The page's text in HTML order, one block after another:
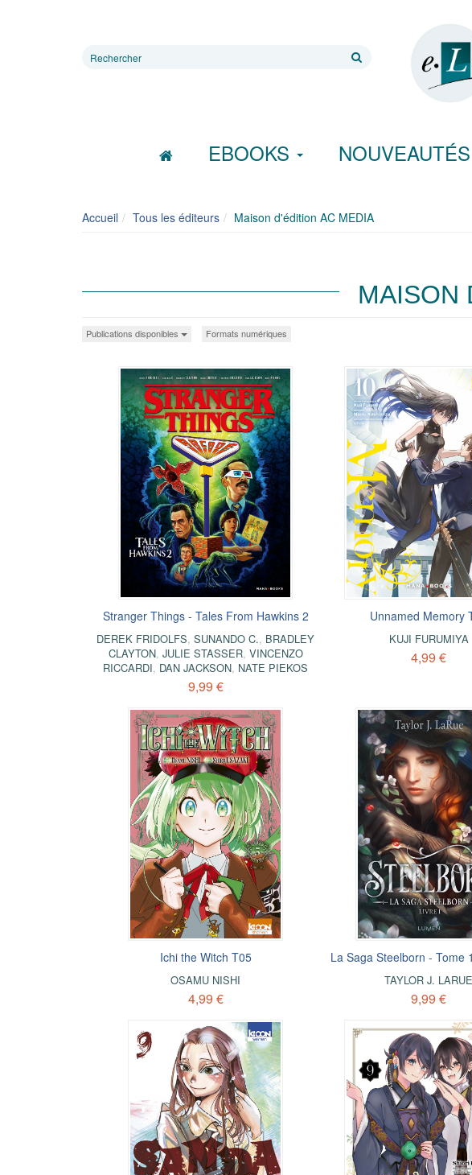
Rechercher
EBOOKS NOUVEAUTÉS
Accueil Tous les éditeurs Maison d'édition AC MEDIA
MAISON
Publications disponibles Formats numériques
Stranger Things - Tales From Hawkins 2
DEREK FRIDOLFS,SUNANDO C., BRADLEY
CLAYTON, JULIE STASSER, VINCENZO
RICCARDI, DAN JACKSON, NATE PIEKOS
9,99 €
Unnamed Memory
KUJI FURUMIYA
4,99 €
Ichi the Witch T05
OSAMU NISHI
4,99 €
La Saga Steelborn - Tome
TAYLOR J. LARUE
9,99 €